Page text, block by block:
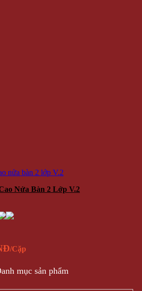
Nửa Bàn 2 Lớp V.2
/Cặp
mục sản phẩm